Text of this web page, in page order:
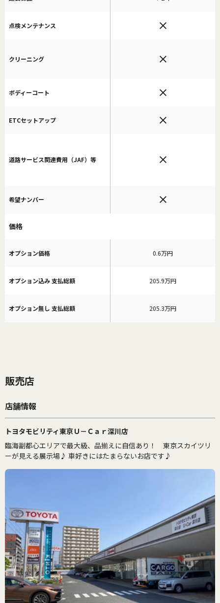
点検メンテナンス
クリーニング
ボディーコート
ETCセットアップ
道路サービス関連費用（JAF）等
希望ナンバー
価格
オプション価格 0.6万円
オプション込み 支払総額 205.9万円
オプション無し 支払総額 205.3万円
販売店
店舗情報
トヨタモビリティ東京Ｕ－Ｃａｒ深川店
臨海副都心エリアで最大級、品揃えに自信あり！ 東京スカイツリ
ーが見える展示場♪ 車好きにはたまらないお店です♪